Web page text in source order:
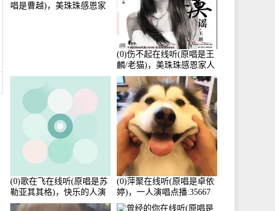
唱是曹越)，美珠珠感恩家
(0)伤不起在线听(原唱是王
麟/老猫)，美珠珠感恩家人
演唱点播:80218次
(0)歌在飞在线听(原唱是苏
勒亚其其格)，快乐的人演
唱点播:36次
(0)萍聚在线听(原唱是卓依
婷)，一人演唱点播:35667
次